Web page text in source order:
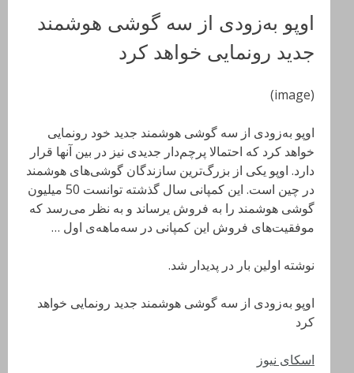
اوپو به‌زودی از سه گوشی هوشمند
جدید رونمایی خواهد کرد
(image)
اوپو به‌زودی از سه گوشی هوشمند جدید خود رونمایی
خواهد کرد که احتمالا پرچم‌دار جدیدی نیز در بین آنها قرار
دارد. اوپو یکی از بزرگ‌ترین سازندگان گوشی‌های هوشمند
در چین است. این کمپانی سال گذشته توانست 50 میلیون
گوشی هوشمند را به فروش یرساند و به نظر می‌رسد که
موفقیت‌های فروش این کمپانی در سه‌ماهه‌ی اول …
نوشته اولین بار در پدیدار شد.
اوپو به‌زودی از سه گوشی هوشمند جدید رونمایی خواهد
کرد
اسکای نیوز